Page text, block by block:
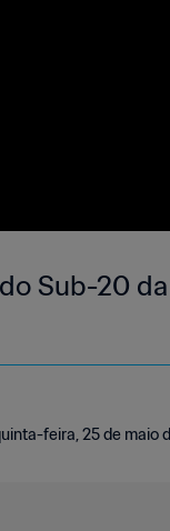
Sub-20
feira, 25 de maio